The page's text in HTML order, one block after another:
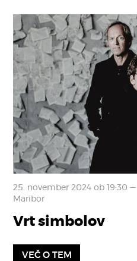
25. november 2024 ob 19:30
Maribor
Vrt simbolov
VEČ O TEM